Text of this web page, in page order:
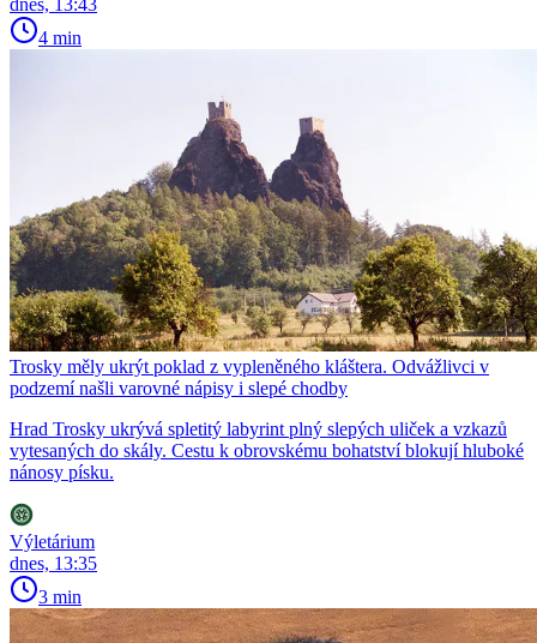
dnes, 13:43
4 min
Trosky měly ukrýt poklad z vypleněného kláštera. Odvážlivci v
podzemí našli varovné nápisy i slepé chodby
Hrad Trosky ukrývá spletitý labyrint plný slepých uliček a vzkazů
vytesaných do skály. Cestu k obrovskému bohatství blokují hluboké
nánosy písku.
Výletárium
dnes, 13:35
3 min